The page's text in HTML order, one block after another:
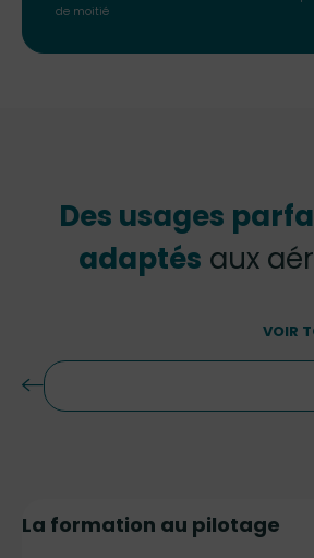
de moitié
Des usages
adaptés aux
VOIR
La formation au pilotage